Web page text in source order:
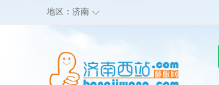
地区： 济南